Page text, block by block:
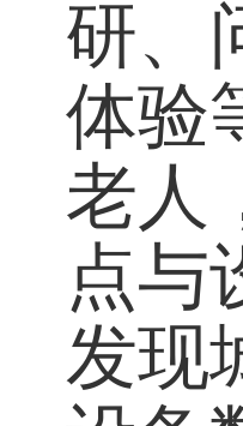
研、
体验
老人
点与
发现